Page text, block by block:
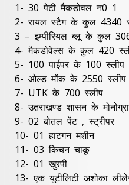
1- 30 पेटी मैकडोवल न0 1
2- रायल स्टैग के कुल 4340
3 – इम्पीरियल ब्लू के कुल
4- मैकडोवेल्स के कुल 420
5- 100 पाईपर के 100 स्लीप
6- ओल्ड मोंक के 2550 स्लीप
7- UTK के 700 स्लीप
8- उतराखण्ड शासन के
9- 02 बोतल पेंट , स्ट्रीपर
10- 01 हाटगन मशीन
11- 03 किचन चाकू
12- 01 खुरपी
13- एक यूटीलिटी अशोका